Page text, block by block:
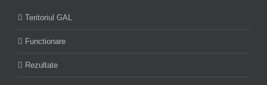
Teritoriul GAL
Functionare
Rezultate